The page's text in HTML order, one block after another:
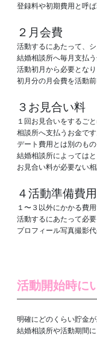
登録料や初期費用と呼
２月会費
活動するにあたって、
結婚相談所へ毎月支払う
活動初月から必要とな
初月分の月会費を活動
３お見合い料
１回お見合いをするご
相談所へ支払うお金です
デート費用とは別のもの
結婚相談所によっては
お見合い料が必要ない相
４活動準備費用
１〜３以外にかかる費用
活動するにあたって必
プロフィール写真撮影
活動開始時に
明確にどのくらい貯金
結婚相談所や活動期間に